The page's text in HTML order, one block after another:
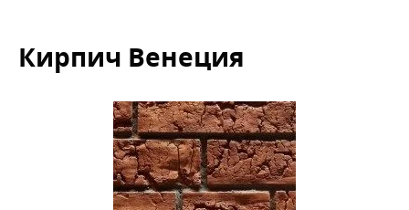
Кирпич Венеция